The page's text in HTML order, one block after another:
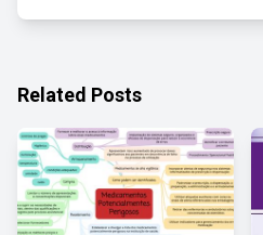
Related Posts